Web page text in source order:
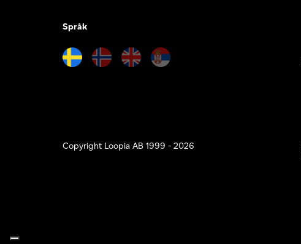
Språk
Copyright Loopia AB 1999 - 2026